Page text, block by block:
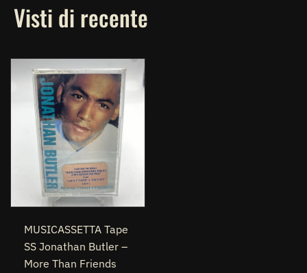
Visti di recente
MUSICASSETTA Tape
SS Jonathan Butler –
More Than Friends